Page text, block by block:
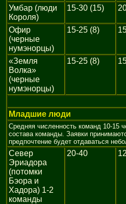
Умбар (люди
Короля)
15-30 (15)
Офир
(черные
нумэнорцы)
15-25 (8)
«Земля
Волка»
(черные
нумэнорцы)
15-25 (8)
Младшие люди
Средняя численность команд 10-15
состава команды. Заявки
предпочтение будет отдаваться
Север
Эриадора
(потомки
Бэора и
Хадора) 1-2
команды
20-40 12